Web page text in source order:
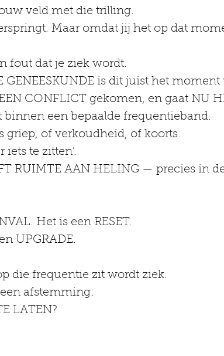
veld met die trilling.
Maar omdat jij het op dat
fout dat je ziek wordt.
GENEESKUNDE is dit juist het
CONFLICT gekomen, en gaat NU
binnen een bepaalde frequentieband.
griep, of verkoudheid, of koorts.
iets te zitten’.
RUIMTE AAN HELING — precies in
Het is een RESET.
UPGRADE.
die frequentie zit wordt ziek.
afstemming:
LATEN?